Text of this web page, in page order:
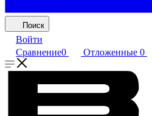
Поиск
Войти
Сравнение0 Отложенные 0